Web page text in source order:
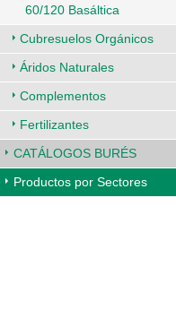
60/120 Basáltica
Cubresuelos Orgánicos
Áridos Naturales
Complementos
Fertilizantes
CATÁLOGOS BURÉS
Productos por Sectores